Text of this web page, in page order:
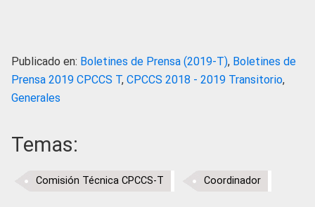
Publicado en: Boletines de Prensa (2019-T), Boletines de
Prensa 2019 CPCCS T, CPCCS 2018 - 2019 Transitorio,
Generales
Temas:
Comisión Técnica CPCCS-T Coordinador